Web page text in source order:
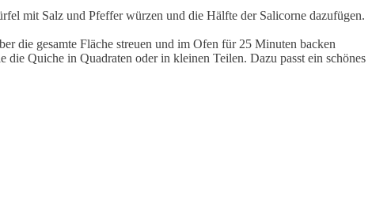
mit Salz und Pfeffer würzen und die Hälfte der Salicorne dazufügen.
die gesamte Fläche streuen und im Ofen für 25 Minuten backen
Quiche in Quadraten oder in kleinen Teilen. Dazu passt ein schönes